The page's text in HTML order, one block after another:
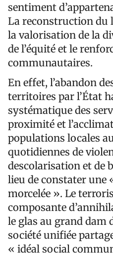
sentiment
La reconstruction du
la valorisation de la
de l’équité et le
communautaires.
En effet, l’abandon
territoires par l’État
systématique des
proximité et
populations locales
quotidiennes de
descolarisation et de
lieu de constater une
morcelée ». Le
composante
le glas au grand dam
société unifiée
« idéal social